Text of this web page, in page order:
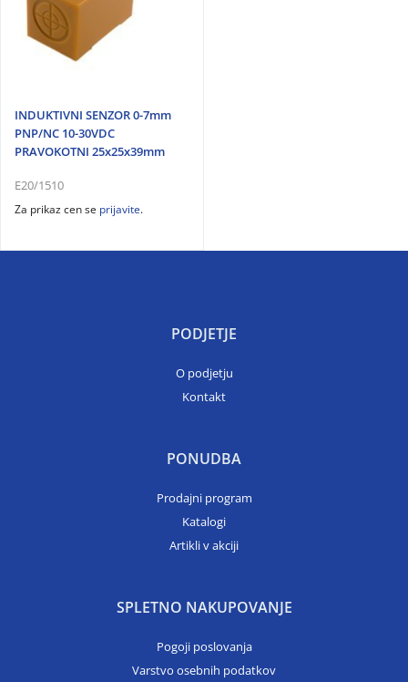
INDUKTIVNI SENZOR 0-7mm
PNP/NC 10-30VDC
PRAVOKOTNI 25x25x39mm
E20/1510
Za prikaz cen se prijavite.
PODJETJE
O podjetju
Kontakt
PONUDBA
Prodajni program
Katalogi
Artikli v akciji
SPLETNO NAKUPOVANJE
Pogoji poslovanja
Varstvo osebnih podatkov